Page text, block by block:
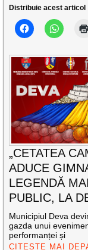
Distribuie acest articol
„CETATEA
ADUCE
LEGENDĂ
PUBLIC, LA
Municipiul Deva
gazda unui
performanței și
CITEȘTE MAI